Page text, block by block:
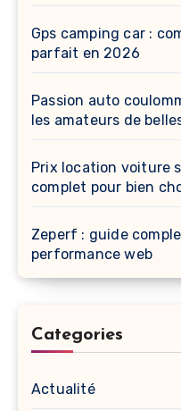
Gps camping car :
parfait en 2026
Passion auto
les amateurs de
Prix location voiture
complet pour bien
Zeperf : guide
performance web
Categories
Actualité